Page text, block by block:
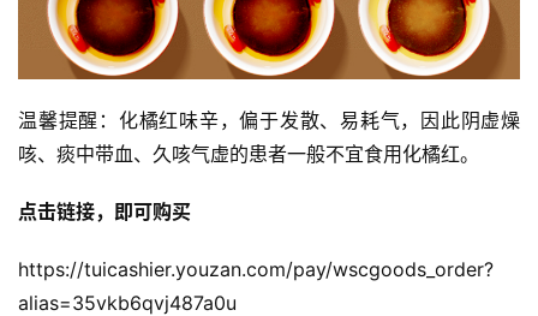
温馨提醒：化橘红味辛，偏于发散、易耗气，因此阴虚燥
咳、痰中带血、久咳气虚的患者一般不宜食用化橘红。
点击链接，即可购买
https://tuicashier.youzan.com/pay/wscgoods_order?
alias=35vkb6qvj487a0u